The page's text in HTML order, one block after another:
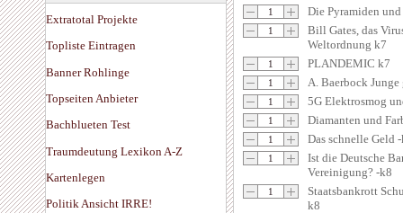
Extratotal Projekte
Topliste Eintragen
Banner Rohlinge
Topseiten Anbieter
Bachblueten Test
Traumdeutung Lexikon A-Z
Kartenlegen
Politik Ansicht IRRE!
Die Pyramiden
Bill Gates, das
Weltordnung k7
PLANDEMIC k7
A. Baerbock
5G Elektrosmog
Diamanten und
Das schnelle Geld
Ist die Deutsche
Vereinigung? -k8
Staatsbankrott
k8